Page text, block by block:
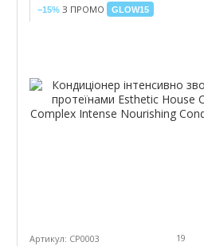
−15% З ПРОМО GLOW15
Артикул: CP0003 19